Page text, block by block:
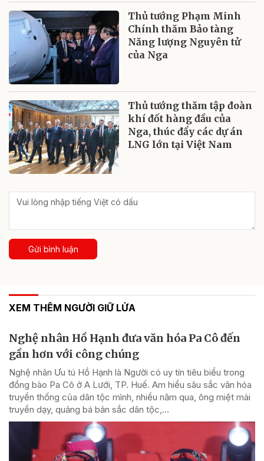
Thủ tướng Phạm Minh
Chính thăm Bảo tàng
Năng lượng Nguyên tử
của Nga
Thủ tướng thăm tập đoàn
khí đốt hàng đầu của
Nga, thúc đẩy các dự án
LNG lớn tại Việt Nam
Gửi bình luận
XEM THÊM NGƯỜI GIỮ LỬA
Nghệ nhân Hồ Hạnh đưa văn hóa Pa Cô đến
gần hơn với công chúng
Nghệ nhân Ưu tú Hồ Hạnh là Người có uy tín tiêu biểu trong
đồng bào Pa Cô ở A Lưới, TP. Huế. Am hiểu sâu sắc văn hóa
truyền thống của dân tộc mình, nhiều năm qua, ông miệt mài
truyền dạy, quảng bá bản sắc dân tộc,...